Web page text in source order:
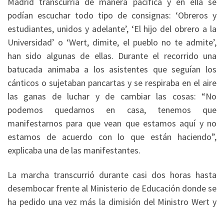
podían escuchar todo tipo de consignas: ‘Obreros y
estudiantes, unidos y adelante’, ‘El hijo del obrero a la
Universidad’ o ‘Wert, dimite, el pueblo no te admite’,
han sido algunas de ellas. Durante el recorrido una
batucada animaba a los asistentes que seguían los
cánticos o sujetaban pancartas y se respiraba en el aire
las ganas de luchar y de cambiar las cosas: “No
podemos quedarnos en casa, tenemos que
manifestarnos para que vean que estamos aquí y no
estamos de acuerdo con lo que están haciendo”,
explicaba una de las manifestantes.
La marcha transcurrió durante casi dos horas hasta
desembocar frente al Ministerio de Educación donde se
ha pedido una vez más la dimisión del Ministro Wert y